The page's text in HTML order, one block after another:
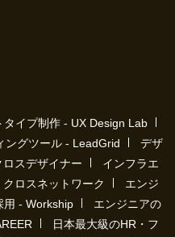
タイプ制作 - UX Design Lab
ングツール - LeadGrid
デザ
スデザイナー
インフラエ
ロスネットワーク
エンジ
用 - Workship
エンジニアの
日本最大級のHR・フ